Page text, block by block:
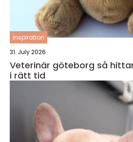
inspiration
31. July 2026
Veterinär göteborg så hittar djuret rätt vård
i rätt tid